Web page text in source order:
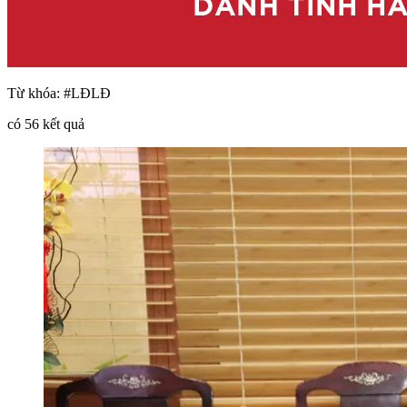
Từ khóa: #LĐLĐ
có 56 kết quả